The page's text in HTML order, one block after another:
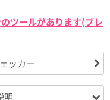
ツールがあります(ブレ
ッカー
明